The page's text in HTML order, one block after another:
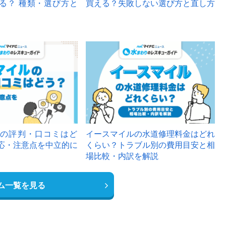
？ 種類・選び方と 買える？失敗しない選び方と直し方
評判・口コミはど
・注意点を中立的に
イースマイルの水道修理料金はどれ
くらい？トラブル別の費用目安と相
場比較・内訳を解説
一覧を見る